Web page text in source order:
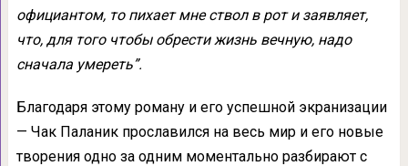
официантом, то пихает мне ствол в рот и заявляет,
что, для того чтобы обрести жизнь вечную, надо
сначала умереть”.
Благодаря этому роману и его успешной экранизации
— Чак Паланик прославился на весь мир и его новые
творения одно за одним моментально разбирают с